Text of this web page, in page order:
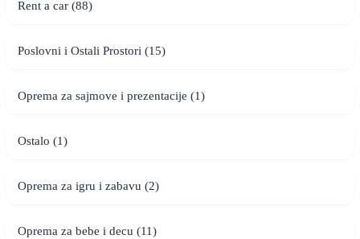
Rent a car (88)
Poslovni i Ostali Prostori (15)
Oprema za sajmove i prezentacije (1)
Ostalo (1)
Oprema za igru i zabavu (2)
Oprema za bebe i decu (11)